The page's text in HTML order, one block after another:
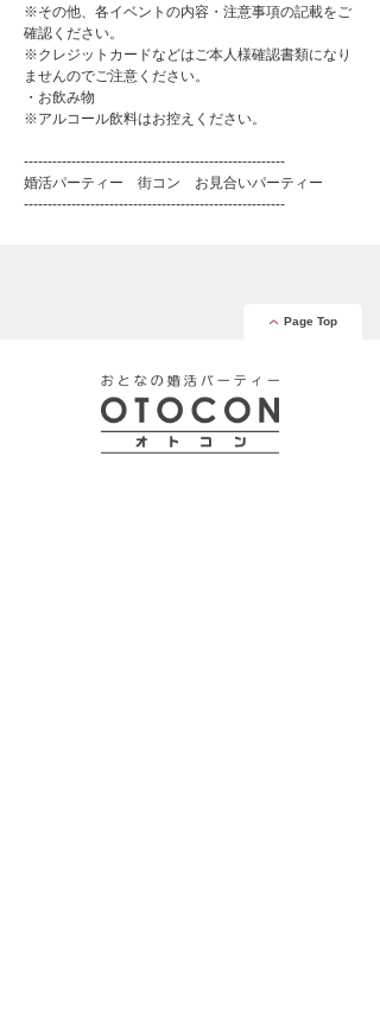
※その他、各イベントの内容・注意事項の記載をご
確認ください。
※クレジットカードなどはご本人様確認書類になり
ませんのでご注意ください。
・お飲み物
※アルコール飲料はお控えください。
-------------------------------------------------------
婚活パーティー 街コン お見合いパーティー
-------------------------------------------------------
Page Top